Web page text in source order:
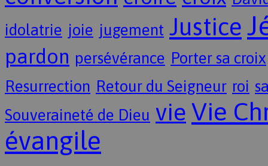
idolatrie joie jugement Justice
pardon persévérance Porter sa croix
Resurrection Retour du Seigneur roi
Souveraineté de Dieu vie Vie
évangile